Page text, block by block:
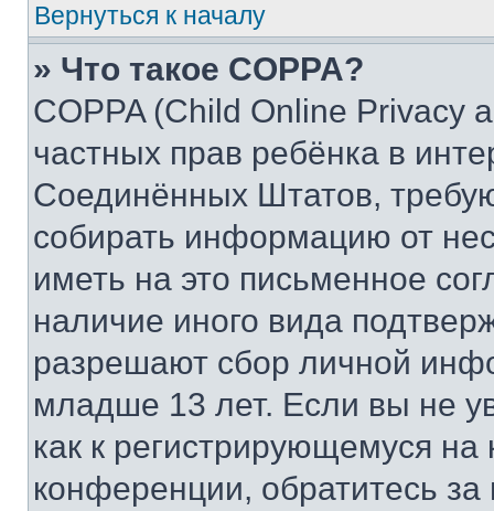
Вернуться к началу
» Что такое COPPA?
COPPA (Child Online Privacy
частных прав ребёнка в
Соединённых Штатов,
собирать информацию от
иметь на это письменное
наличие иного вида
разрешают сбор личной
младше 13 лет. Если вы не
как к регистрирующемуся
конференции, обратитесь